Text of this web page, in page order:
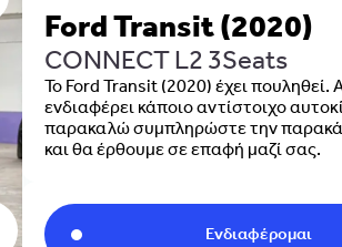
Ford Transit (2020)
CONNECT L2 3Seats
Το Ford Transit (2020) έχει πουληθεί.
ενδιαφέρει κάποιο αντίστοιχο
παρακαλώ συμπληρώστε την
και θα έρθουμε σε επαφή μαζί σας.
Ενδιαφέρομαι